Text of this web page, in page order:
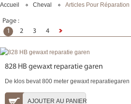
Accueil Cheval Articles Pour Réparation
Page :
1
2 3 4
828 HB gewaxt reparatie garen
De klos bevat 800 meter gewaxt reparatiegaren
AJOUTER AU PANIER